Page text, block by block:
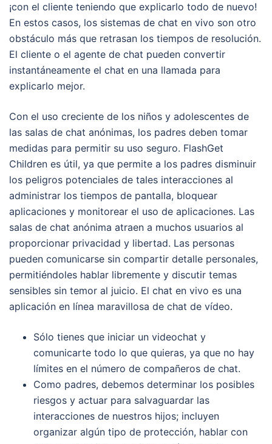
¡con el cliente teniendo que explicarlo todo de nuevo!
En estos casos, los sistemas de chat en vivo son otro
obstáculo más que retrasan los tiempos de resolución.
El cliente o el agente de chat pueden convertir
instantáneamente el chat en una llamada para
explicarlo mejor.
Con el uso creciente de los niños y adolescentes de
las salas de chat anónimas, los padres deben tomar
medidas para permitir su uso seguro. FlashGet
Children es útil, ya que permite a los padres disminuir
los peligros potenciales de tales interacciones al
administrar los tiempos de pantalla, bloquear
aplicaciones y monitorear el uso de aplicaciones. Las
salas de chat anónima atraen a muchos usuarios al
proporcionar privacidad y libertad. Las personas
pueden comunicarse sin compartir detalle personales,
permitiéndoles hablar libremente y discutir temas
sensibles sin temor al juicio. El chat en vivo es una
aplicación en línea maravillosa de chat de vídeo.
Sólo tienes que iniciar un videochat y
comunicarte todo lo que quieras, ya que no hay
límites en el número de compañeros de chat.
Como padres, debemos determinar los posibles
riesgos y actuar para salvaguardar las
interacciones de nuestros hijos; incluyen
organizar algún tipo de protección, hablar con